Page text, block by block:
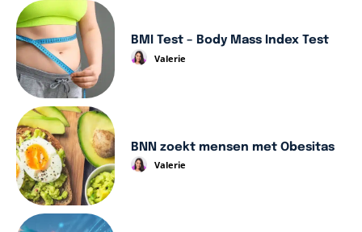
BMI Test – Body Mass Index Test
Valerie
BNN zoekt mensen met Obesitas
Valerie